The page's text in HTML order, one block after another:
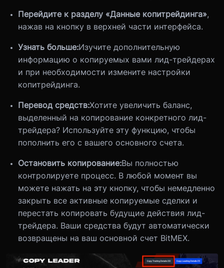
Перейдите к разделу «Данные копитрейдинга»,
нажав на кнопку в верхней части интерфейса.
Узнать больше:Изучите дополнительную
информацию о копируемых вами лид-трейдерах
и при необходимости измените настройки
копитрейдинга.
Перевод средств:Хотите увеличить баланс,
выделенный на копирование конкретного лид-
трейдера? Используйте эту функцию, чтобы
пополнить его с вашего основного счета.
Остановить копирование:Вы полностью
контролируете процесс. В любой момент вы
можете нажать на эту кнопку, чтобы немедленно
закрыть все активные копируемые сделки и
перестать копировать будущие действия лид-
трейдера. Ваши средства будут автоматически
возвращены на ваш основной счет BitMEX.